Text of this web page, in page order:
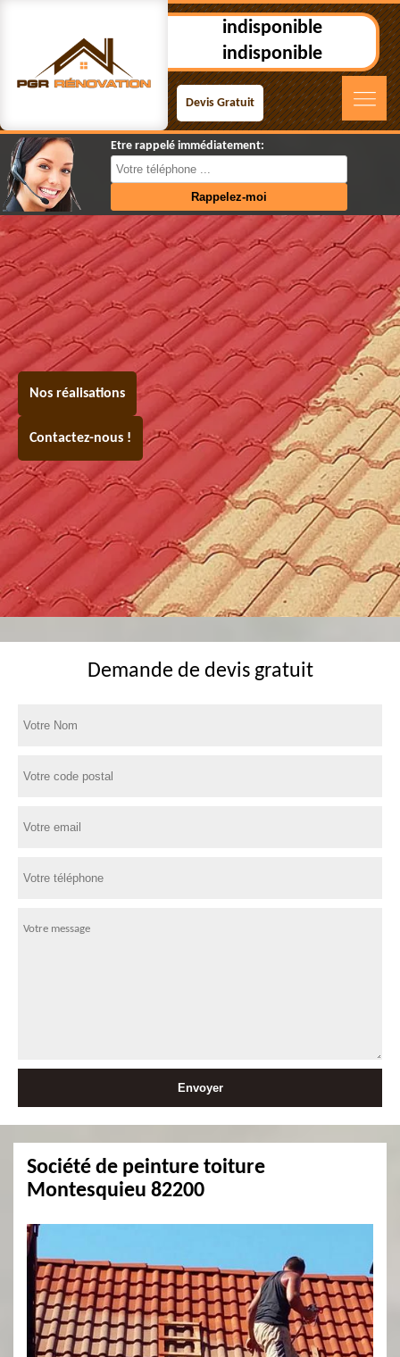
indisponible
indisponible
Devis Gratuit
Etre rappelé immédiatement:
Nos réalisations
Contactez-nous !
Demande de devis gratuit
Société de peinture toiture
Montesquieu 82200